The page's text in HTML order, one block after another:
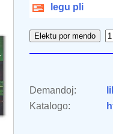
legu pli
Demandoj:
Katalogo: